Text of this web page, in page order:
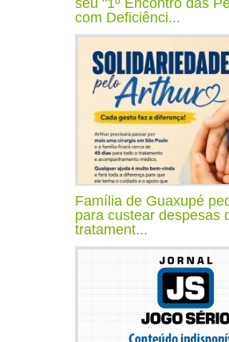
com Deficiênci...
Família de Guaxupé
para custear despesas
tratament...